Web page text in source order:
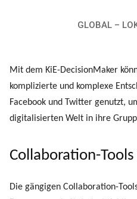
GLOBAL –
Mit dem KiE-DecisionMaker
komplizierte und komplexe
Facebook und Twitter genutzt,
digitalisierten Welt in ihre
Collaboration-
Die gängigen Collaboration-